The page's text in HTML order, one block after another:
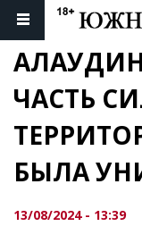
ЧАСТЬ
БЫЛА
13/08/2024 - 13:39